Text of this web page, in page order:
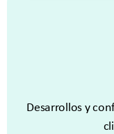
Desarrollos y